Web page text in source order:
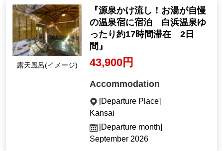
露天風呂(イメージ)
『源泉かけ流し！お湯が自慢
の温泉宿に宿泊 白浜温泉ゆ
ったり約17時間滞在 2日
間』
43,900円
Accommodation
[Departure Place]
Kansai
[Departure month]
September 2026